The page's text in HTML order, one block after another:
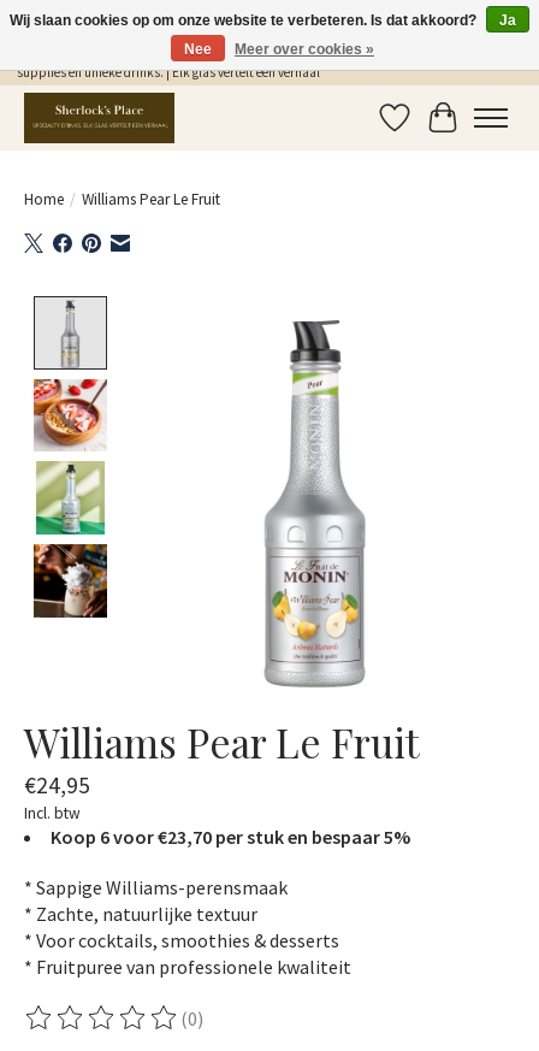
Gratis Verzending in NL vanaf €75,- | Sherlocks Place: dé plek voor MONIN siropen, bar
supplies en unieke drinks. | Elk glas vertelt een verhaal
Verlanglijst
Home / Williams Pear Le Fruit
Williams Pear Le Fruit
€24,95
Incl. btw
Koop 6 voor €23,70 per stuk en bespaar 5%
* Sappige Williams-perensmaak
* Zachte, natuurlijke textuur
* Voor cocktails, smoothies & desserts
* Fruitpuree van professionele kwaliteit
De beoordeling van dit product is
(0)
Wij slaan cookies op om onze website te verbeteren. Is dat akkoord?
Ja
Nee
Meer over cookies »